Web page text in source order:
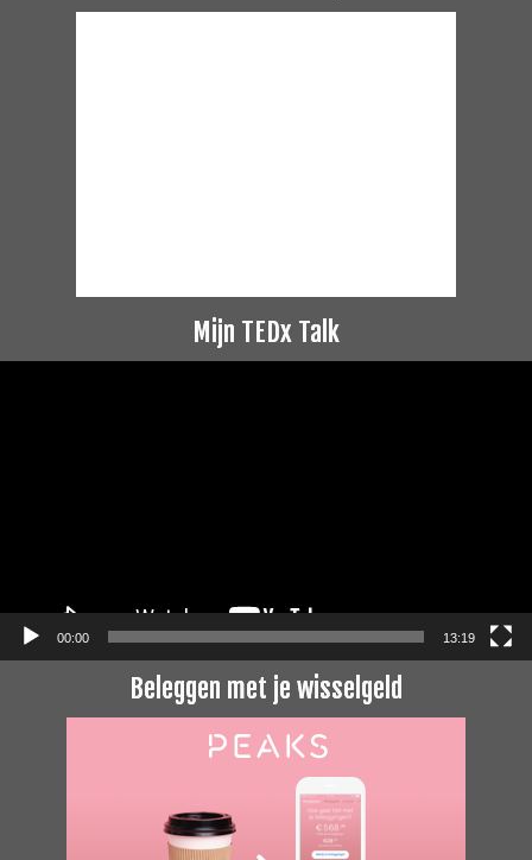
Mijn TEDx Talk
00:00 13:19
Beleggen met je wisselgeld